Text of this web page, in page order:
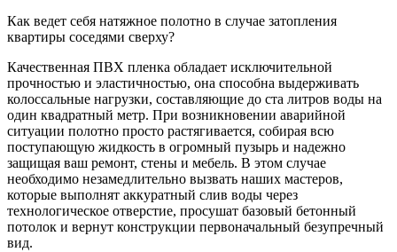
Как ведет себя натяжное полотно в случае затопления
квартиры соседями сверху?
Качественная ПВХ пленка обладает исключительной
прочностью и эластичностью, она способна выдерживать
колоссальные нагрузки, составляющие до ста литров воды на
один квадратный метр. При возникновении аварийной
ситуации полотно просто растягивается, собирая всю
поступающую жидкость в огромный пузырь и надежно
защищая ваш ремонт, стены и мебель. В этом случае
необходимо незамедлительно вызвать наших мастеров,
которые выполнят аккуратный слив воды через
технологическое отверстие, просушат базовый бетонный
потолок и вернут конструкции первоначальный безупречный
вид.